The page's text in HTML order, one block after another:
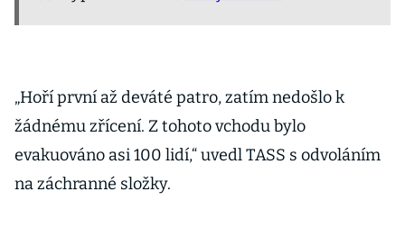
„Hoří první až deváté patro, zatím nedošlo k
žádnému zřícení. Z tohoto vchodu bylo
evakuováno asi 100 lidí,“ uvedl TASS s odvoláním
na záchranné složky.